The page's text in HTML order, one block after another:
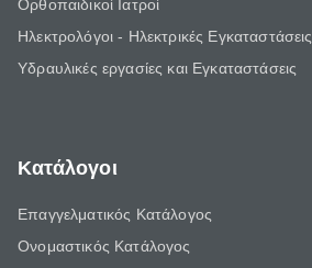
Ορθοπαιδικοί Ιατροί
Ηλεκτρολόγοι - Ηλεκτρικές Εγκαταστάσεις
Υδραυλικές εργασίες και Εγκαταστάσεις
Κατάλογοι
Επαγγελματικός Κατάλογος
Ονομαστικός Κατάλογος